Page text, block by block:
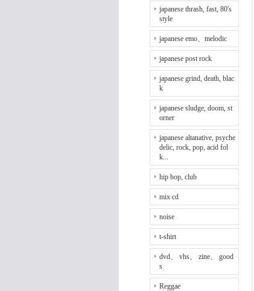
japanese thrash, fast, 80's
style
japanese emo、melodic
japanese post rock
japanese grind, death, blac
k
japanese sludge, doom, st
orner
japanese altanative, psyche
delic, rock, pop, acid fol
k...
hip hop, club
mix cd
noise
t-shirt
dvd、 vhs、 zine、 good
s
Reggae